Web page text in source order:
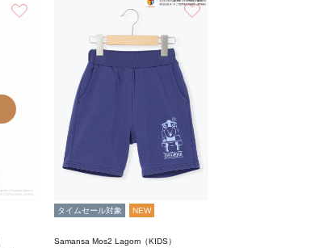
お気に入り
タイムセール対象 NEW
Samansa Mos2 Lagom（KIDS）